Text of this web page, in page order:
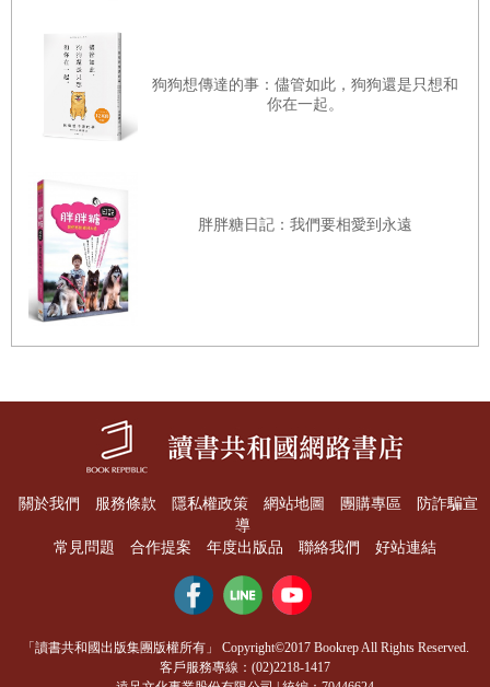
結果就是，我只能獨自抱著這煩惱，在家裡假裝一如往常，
卻每天都痛苦得要命。我甚至曾經想著，要是我能消失在世
界上的某個角落，那該有多好；或者選擇拋棄家人、到某個
不知名的小鎮上重新來過之類的。明明腦袋裡也很清楚，都
而，一看見開朗且笑容明媚的妻子和女兒，我就是沒辦法開
口談這件事。
偏偏就在現狀如此嚴苛的時候，又發生了雪上加霜的糟糕
事。
那天，貝兒悠悠哉哉地走進我的書房。貝兒出生以來，我就
有規定牠不許進入書房，所以本以為牠只是偶然闖入，就把
就在我們夫妻開始覺得這實在不太對勁以後，貝兒開始做出
一些讓人難以理解的行為，像是朝著牆壁吠叫、隨地大便、
最確定有問題的，是某天女兒在摸貝兒的頭時，牠卻突然對
狗狗想傳達的事：儘管如此，狗狗還是只想和
你在一起。
胖胖糖日記：我們要相愛到永遠
關於我們 服務條款 隱私權政策 網站地圖 團購專區
防詐騙宣
導
常見問題
合作提案 年度出版品 聯絡我們 好站連結
「讀書共和國出版集團版權所有」 Copyright©2017 Bookrep All Rights Reserved.
客戶服務專線：(02)2218-1417